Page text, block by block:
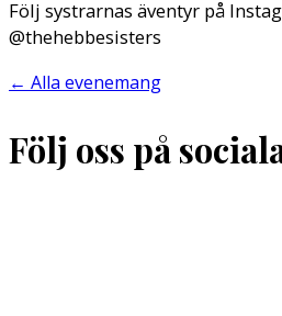
Följ systrarnas äventyr på
@thehebbesisters
← Alla evenemang
Följ oss på